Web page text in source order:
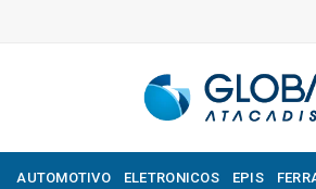
AUTOMOTIVO ELETRONICOS EPIS